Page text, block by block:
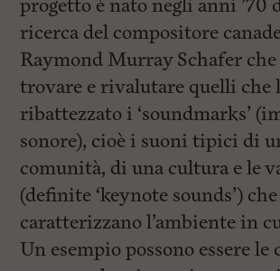
progetto è nato negli anni ’70
ricerca del compositore
Raymond Murray Schafer che
trovare e rivalutare quelli che
ribattezzato i ‘soundmarks’
sonore), cioè i suoni tipici di
comunità, di una cultura e le
(definite ‘keynote sounds’) che
caratterizzano l’ambiente in
Un esempio possono essere le